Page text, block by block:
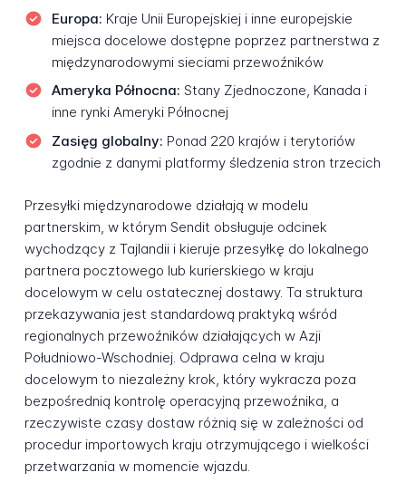
Europa: Kraje Unii Europejskiej i inne europejskie
miejsca docelowe dostępne poprzez partnerstwa z
międzynarodowymi sieciami przewoźników
Ameryka Północna: Stany Zjednoczone, Kanada i
inne rynki Ameryki Północnej
Zasięg globalny: Ponad 220 krajów i terytoriów
zgodnie z danymi platformy śledzenia stron trzecich
Przesyłki międzynarodowe działają w modelu
partnerskim, w którym Sendit obsługuje odcinek
wychodzący z Tajlandii i kieruje przesyłkę do lokalnego
partnera pocztowego lub kurierskiego w kraju
docelowym w celu ostatecznej dostawy. Ta struktura
przekazywania jest standardową praktyką wśród
regionalnych przewoźników działających w Azji
Południowo-Wschodniej. Odprawa celna w kraju
docelowym to niezależny krok, który wykracza poza
bezpośrednią kontrolę operacyjną przewoźnika, a
rzeczywiste czasy dostaw różnią się w zależności od
procedur importowych kraju otrzymującego i wielkości
przetwarzania w momencie wjazdu.